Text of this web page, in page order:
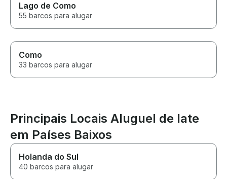
Lago de Como
55 barcos para alugar
Como
33 barcos para alugar
Principais Locais Aluguel de Iate
em Países Baixos
Holanda do Sul
40 barcos para alugar